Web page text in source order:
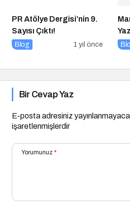
PR Atölye Dergisi’nin 9.
Sayısı Çıktı!
Blog 1 yıl önce
Bir Cevap Yaz
E-posta adresiniz
işaretlenmişlerdir
Yorumunuz *